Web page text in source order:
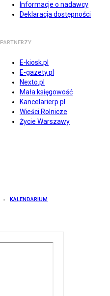
Informacje o nadawcy
Deklaracja dostępności
PARTNERZY
E-kiosk.pl
E-gazety.pl
Nexto.pl
Mała księgowość
Kancelarierp.pl
Wieści Rolnicze
Życie Warszawy
KALENDARIUM